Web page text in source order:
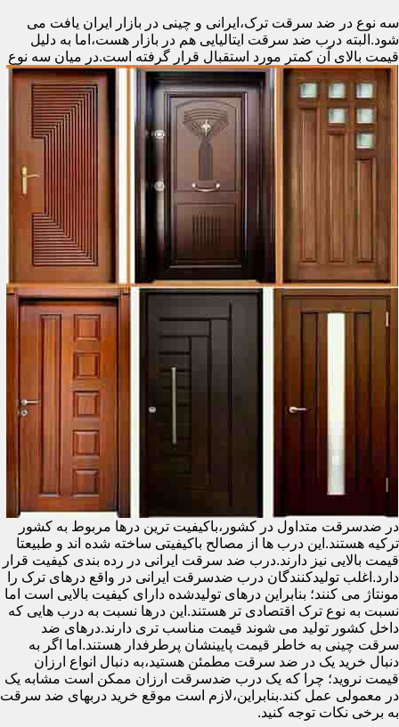
سه نوع در ضد سرقت ترک،ایرانی و چینی در بازار ایران یافت می
شود.البته درب ضد سرقت ایتالیایی هم در بازار هست،اما به دلیل
قیمت بالای آن کمتر مورد استقبال قرار گرفته است.در میان سه نوع
در ضدسرقت متداول در کشور،باکیفیت ترین درها مربوط به کشور
ترکیه هستند.این درب ها از مصالح باکیفیتی ساخته شده اند و طبیعتا
قیمت بالایی نیز دارند.درب ضد سرقت ایرانی در رده بندی کیفیت قرار
دارد.اغلب تولیدکنندگان درب ضدسرقت ایرانی در واقع درهای ترک را
مونتاژ می کنند؛ بنابراین درهای تولیدشده دارای کیفیت بالایی است اما
نسبت به نوع ترک اقتصادی تر هستند.این درها نسبت به درب هایی که
داخل کشور تولید می شوند قیمت مناسب تری دارند.درهای ضد
سرقت چینی به خاطر قیمت پایینشان پرطرفدار هستند.اما اگر به
دنبال خرید یک در ضد سرقت مطمئن هستید،به دنبال انواع ارزان
قیمت نروید؛ چرا که یک درب ضدسرقت ارزان ممکن است مشابه یک
در معمولی عمل کند.بنابراین،لازم است موقع خرید دربهای ضد سرقت
به برخی نکات توجه کنید.